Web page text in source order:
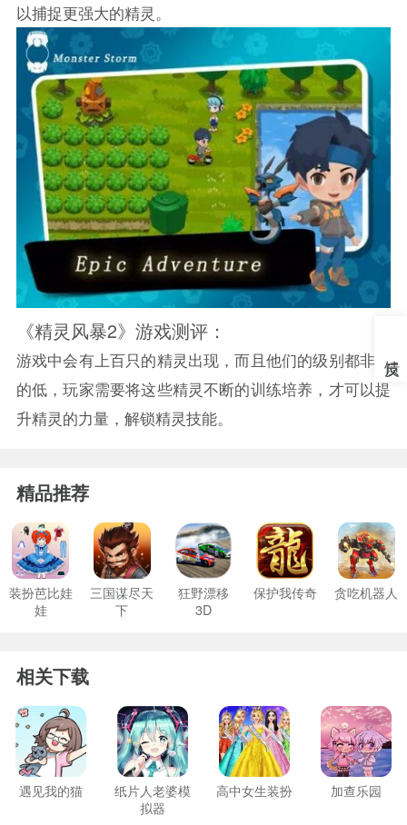
以捕捉更强大的精灵。
《精灵风暴2》游戏测评：
游戏中会有上百只的精灵出现，而且他们的级别都非常
的低，玩家需要将这些精灵不断的训练培养，才可以提
升精灵的力量，解锁精灵技能。
精品推荐
装扮芭比娃
娃
三国谋尽天
下
狂野漂移
3D
保护我传奇 贪吃机器人
相关下载
遇见我的猫
纸片人老婆模
拟器
高中女生装扮 加查乐园